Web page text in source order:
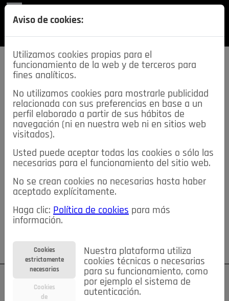
SECCIONES
descarga esta
REVISTA
≡NOTICIAS
NOTICIAS SERVICIOS DE INTERÉS
TABLÓN DE ANUNCIOS MIS ANUNCIOS CONTACTO
NOSOTROS
Su cuenta Regístrese ¿Olvidó su contraseña?
Aviso de cookies:
Utilizamos cookies propias para el
funcionamiento de la web y de terceros para
fines analíticos.
No utilizamos cookies para mostrarle publicidad
relacionada con sus preferencias en base a un
perfil elaborado a partir de sus hábitos de
navegación (ni en nuestra web ni en sitios web
visitados).
Usted puede aceptar todas las cookies o sólo las
necesarias para el funcionamiento del sitio web.
No se crean cookies no necesarias hasta haber
aceptado explícitamente.
Haga clic: Política de cookies para más
información.
Cookies
estrictamente
necesarias
Cookies
de
Nuestra plataforma utiliza
cookies técnicas o necesarias
para su funcionamiento, como
por ejemplo el sistema de
autenticación.